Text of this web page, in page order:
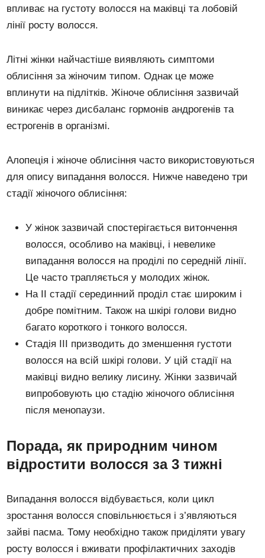
впливає на густоту волосся на маківці та лобовій
лінії росту волосся.
Літні жінки найчастіше виявляють симптоми
облисіння за жіночим типом. Однак це може
вплинути на підлітків. Жіноче облисіння зазвичай
виникає через дисбаланс гормонів андрогенів та
естрогенів в організмі.
Алопеція і жіноче облисіння часто використовуються
для опису випадання волосся. Нижче наведено три
стадії жіночого облисіння:
У жінок зазвичай спостерігається витончення
волосся, особливо на маківці, і невелике
випадання волосся на проділі по середній лінії.
Це часто трапляється у молодих жінок.
На ІІ стадії серединний проділ стає широким і
добре помітним. Також на шкірі голови видно
багато короткого і тонкого волосся.
Стадія III призводить до зменшення густоти
волосся на всій шкірі голови. У цій стадії на
маківці видно велику лисину. Жінки зазвичай
випробовують цю стадію жіночого облисіння
після менопаузи.
Порада, як природним чином
відростити волосся за 3 тижні
Випадання волосся відбувається, коли цикл
зростання волосся сповільнюється і з’являються
зайві пасма. Тому необхідно також приділяти увагу
росту волосся і вживати профілактичних заходів